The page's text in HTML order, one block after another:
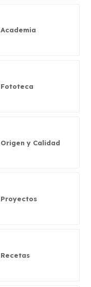
Academia
Fototeca
Origen y Calidad
Proyectos
Recetas